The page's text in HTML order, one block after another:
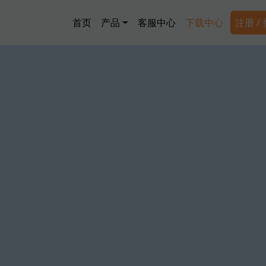
Main navigation
首页 产品 客服中心 下载中心 注册 /